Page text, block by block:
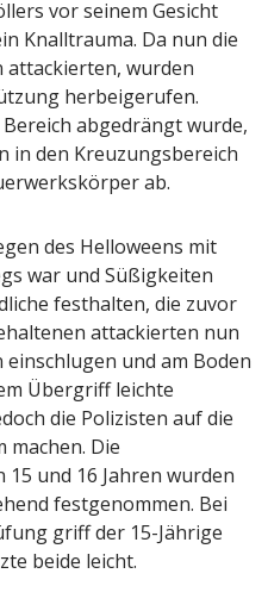
vor seinem Gesicht
Knalltrauma. Da nun die
attackierten, wurden
herbeigerufen.
abgedrängt wurde,
in den Kreuzungsbereich
ab.
des Helloweens mit
war und Süßigkeiten
festhalten, die zuvor
attackierten nun
und am Boden
Übergriff leichte
die Polizisten auf die
machen. Die
und 16 Jahren wurden
festgenommen. Bei
griff der 15-Jährige
beide leicht.